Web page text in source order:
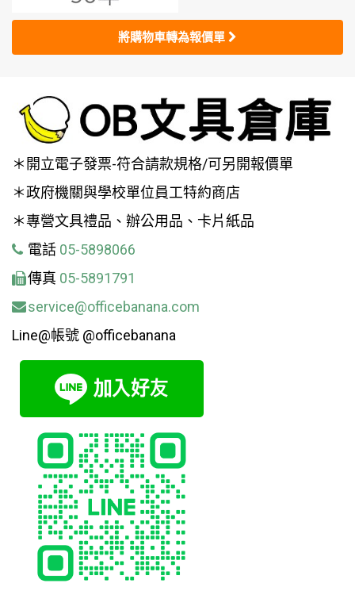
將購物車轉為報價單
＊開立電子發票-符合請款規格/可另開報價單
＊政府機關與學校單位員工特約商店
＊專營文具禮品、辦公用品、卡片紙品
電話 05-5898066
傳真 05-5891791
service@officebanana.com
Line@帳號 @officebanana